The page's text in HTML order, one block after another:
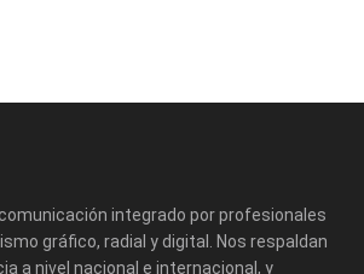
integrado por profesionales
gráfico, radial y digital. Nos respaldan
a nivel nacional e internacional, y